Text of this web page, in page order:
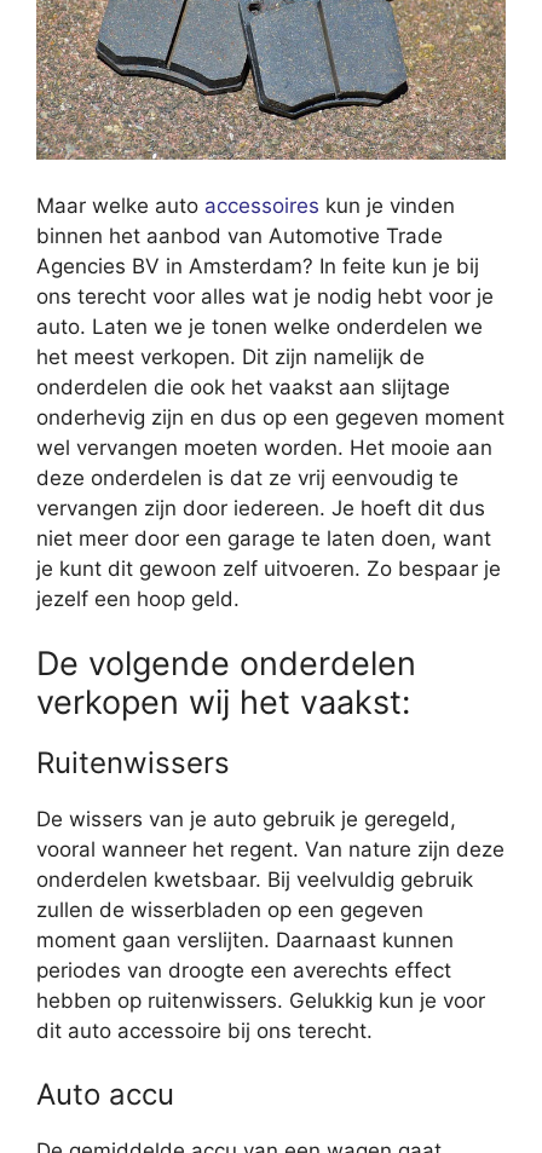
Maar welke auto accessoires kun je vinden
binnen het aanbod van Automotive Trade
Agencies BV in Amsterdam? In feite kun je bij
ons terecht voor alles wat je nodig hebt voor je
auto. Laten we je tonen welke onderdelen we
het meest verkopen. Dit zijn namelijk de
onderdelen die ook het vaakst aan slijtage
onderhevig zijn en dus op een gegeven moment
wel vervangen moeten worden. Het mooie aan
deze onderdelen is dat ze vrij eenvoudig te
vervangen zijn door iedereen. Je hoeft dit dus
niet meer door een garage te laten doen, want
je kunt dit gewoon zelf uitvoeren. Zo bespaar je
jezelf een hoop geld.
De volgende onderdelen
verkopen wij het vaakst:
Ruitenwissers
De wissers van je auto gebruik je geregeld,
vooral wanneer het regent. Van nature zijn deze
onderdelen kwetsbaar. Bij veelvuldig gebruik
zullen de wisserbladen op een gegeven
moment gaan verslijten. Daarnaast kunnen
periodes van droogte een averechts effect
hebben op ruitenwissers. Gelukkig kun je voor
dit auto accessoire bij ons terecht.
Auto accu